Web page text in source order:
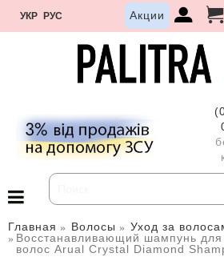
УКР РУС Акции
Главная Волосы Уход за
Восстанавливающий шампунь
волос Arual Crystal Diamond